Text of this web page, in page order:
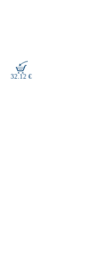
32.12 €